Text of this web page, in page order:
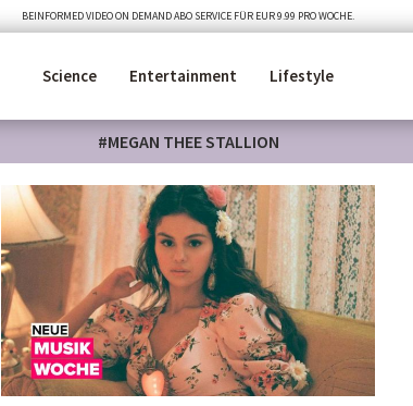
BEINFORMED VIDEO ON DEMAND ABO SERVICE FÜR EUR 9.99 PRO WOCHE.
Science Entertainment Lifestyle
#MEGAN THEE STALLION